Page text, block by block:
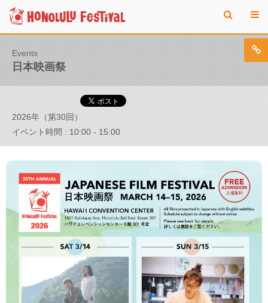
Events
日本映画祭
2026年（第30回）
イベント時間 : 10:00 - 15:00